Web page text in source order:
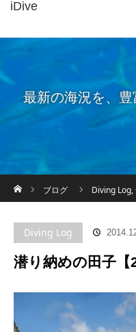
iDive
最新の海況を、
ブログ
Diving Log,
Diving Log
潜り納めの田子【